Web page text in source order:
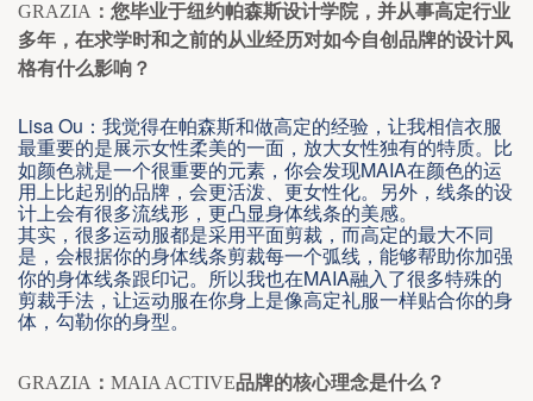
GRAZIA ：您毕业于纽约帕森斯设计学院，并从事高定行业
多年，在求学时和之前的从业经历对如今自创品牌的设计风
格有什么影响？
Lisa Ou ：我觉得在帕森斯和做高定的经验，让我相信衣服
最重要的是展示女性柔美的一面，放大女性独有的特质。比
如颜色就是一个很重要的元素，你会发现MAIA在颜色的运
用上比起别的品牌，会更活泼、更女性化。另外，线条的设
计上会有很多流线形，更凸显身体线条的美感。
其实，很多运动服都是采用平面剪裁，而高定的最大不同
是，会根据你的身体线条剪裁每一个弧线，能够帮助你加强
你的身体线条跟印记。所以我也在MAIA融入了很多特殊的
剪裁手法，让运动服在你身上是像高定礼服一样贴合你的身
体，勾勒你的身型。
GRAZIA ： MAIA ACTIVE品牌的核心理念是什么？